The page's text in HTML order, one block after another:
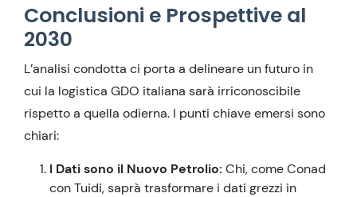
Conclusioni e Prospettive al
2030
L’analisi condotta ci porta a delineare un futuro in
cui la logistica GDO italiana sarà irriconoscibile
rispetto a quella odierna. I punti chiave emersi sono
chiari:
I Dati sono il Nuovo Petrolio: Chi, come Conad
con Tuidi, saprà trasformare i dati grezzi in